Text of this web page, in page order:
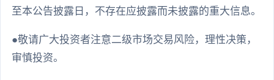
至本公告披露日，不存在应披露而未披露的重大信息。
●敬请广大投资者注意二级市场交易风险，理性决策，
审慎投资。